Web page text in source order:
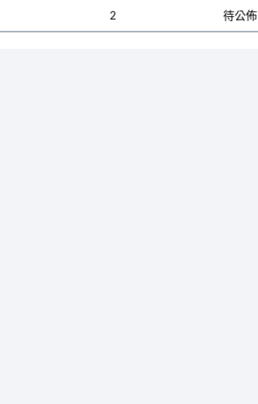
2 待公佈